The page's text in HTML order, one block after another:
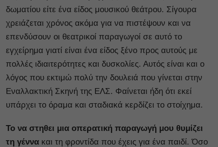
δωματίου είτε ένα είδος μουσικού θεάτρου. Σίγουρα
χρειάζεται χρόνος ακόμα για να πιστέψουν και να
επενδύσουν οι θεατρικοί παραγωγοί σε αυτό το
εγχείρημα γιατί είναι ένα είδος ξένο προς αυτούς με
πολλές ιδιαιτερότητες και δυσκολίες. Αυτός είναι και ο
λόγος που εκτιμώ πολύ την δουλειά που γίνεται στην
Εναλλακτική Σκηνή της ΕΛΣ. Φαίνεται ήδη ότι εκεί
υπάρχει το όραμα και σταδιακά κερδίζει το στοίχημα.
Το να στηθει μια οπερατική παραγωγή μου θυμίζει
τη γέννα και τη φροντίδα που έχεις για ένα παιδί. Όσο